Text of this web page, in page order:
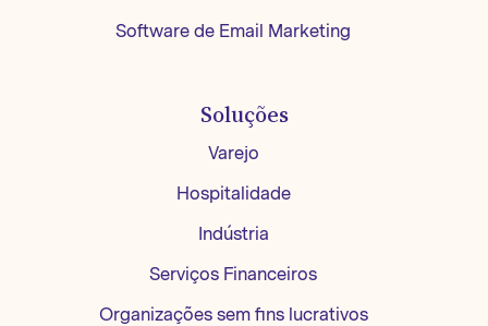
Software de Email Marketing
Soluções
Varejo
Hospitalidade
Indústria
Serviços Financeiros
Organizações sem fins lucrativos